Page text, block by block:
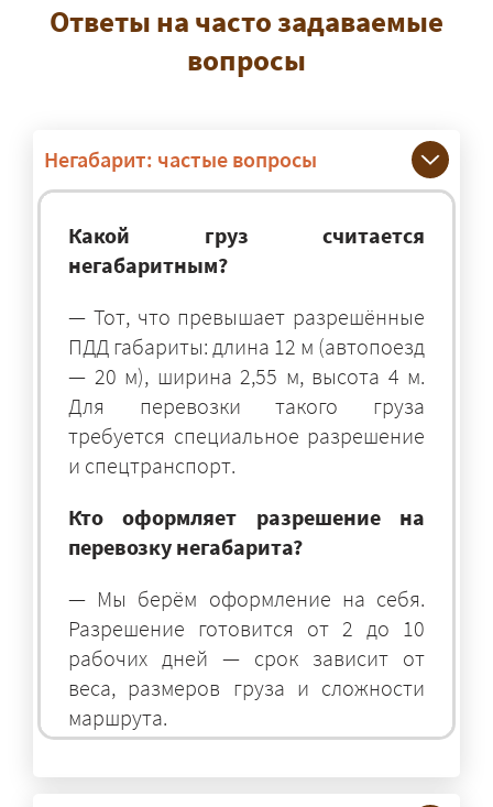
Ответы на часто задаваемые
вопросы
Негабарит: частые вопросы
Какой груз считается
негабаритным?
— Тот, что превышает разрешённые
ПДД габариты: длина 12 м (автопоезд
— 20 м), ширина 2,55 м, высота 4 м.
Для перевозки такого груза
требуется специальное разрешение
и спецтранспорт.
Кто оформляет разрешение на
перевозку негабарита?
— Мы берём оформление на себя.
Разрешение готовится от 2 до 10
рабочих дней — срок зависит от
веса, размеров груза и сложности
маршрута.